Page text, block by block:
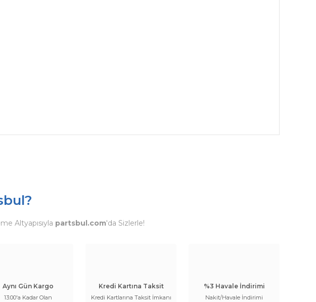
Altyapısıyla partsbul.com'da Sizlerle!
Aynı Gün Kargo
13:00'a Kadar Olan
Kredi Kartına Taksit
Kredi Kartlarına Taksit İmkanı
%3 Havale İndirimi
Nakit/Havale İndirimi